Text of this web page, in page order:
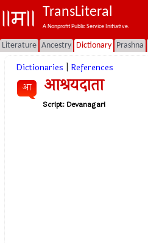
TransLiteral
A Nonprofit Public Service Initiative.
Literature Ancestry Dictionary Prashna
Dictionaries References
आ आश्रयदाता
Script:Devanagari